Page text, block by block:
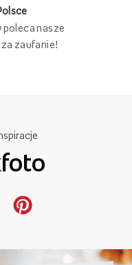
poleca nasze
zaufanie!